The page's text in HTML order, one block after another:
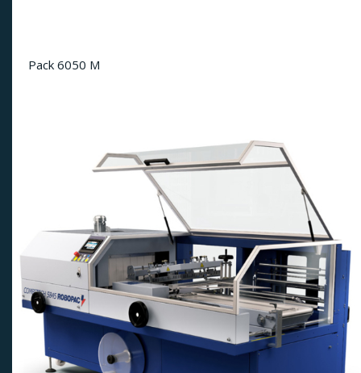
Pack 6050 M